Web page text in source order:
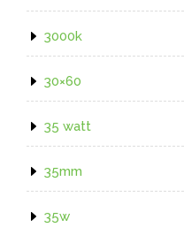
3000k
30×60
35 watt
35mm
35w